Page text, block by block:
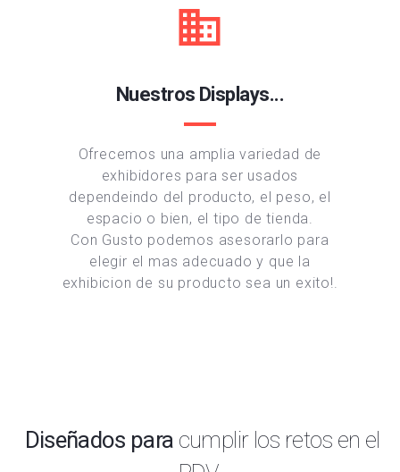
Nuestros Displays...
Ofrecemos una amplia variedad de
exhibidores para ser usados
dependeindo del producto, el peso, el
espacio o bien, el tipo de tienda.
Con Gusto podemos asesorarlo para
elegir el mas adecuado y que la
exhibicion de su producto sea un exito!.
Diseñados para cumplir los retos en el